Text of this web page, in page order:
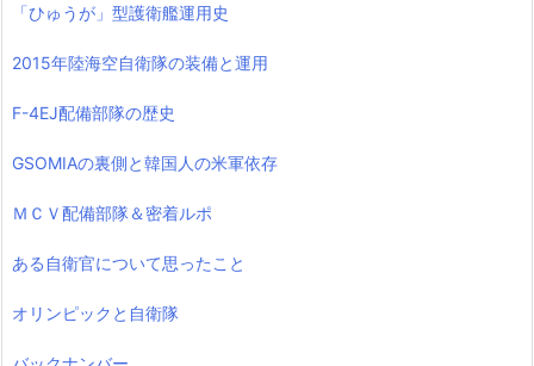
「ひゅうが」型護衛艦運用史
2015年陸海空自衛隊の装備と運用
F-4EJ配備部隊の歴史
GSOMIAの裏側と韓国人の米軍依存
ＭＣＶ配備部隊＆密着ルポ
ある自衛官について思ったこと
オリンピックと自衛隊